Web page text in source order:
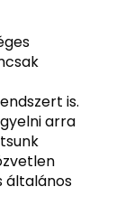
is.
arra
általános